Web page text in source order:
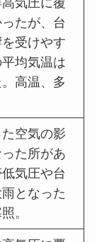
たが、台
受けやす
均気温は
⾼温、多
空気の影
た所があ
気圧や台
となった
。